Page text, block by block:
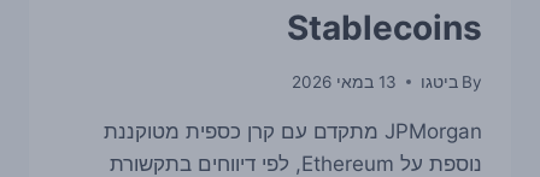
Stablecoins
By ביטגו 13 במאי 2026
JPMorgan מתקדם עם קרן כספית מטוקננת
נוספת על Ethereum, לפי דיווחים בתקשורת